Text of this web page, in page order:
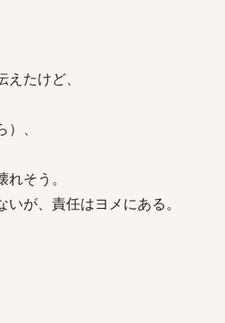
たけど、
、
そう。
が、責任はヨメにある。